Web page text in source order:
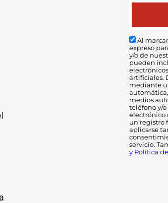
Al
expreso
y/o de
pueden
artificiales.
mediante
medios
teléfono y/
electrónico
un registro
aplicarse
servicio.
y Política